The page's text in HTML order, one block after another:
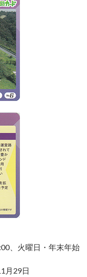
、火曜日・年末年始
月29日